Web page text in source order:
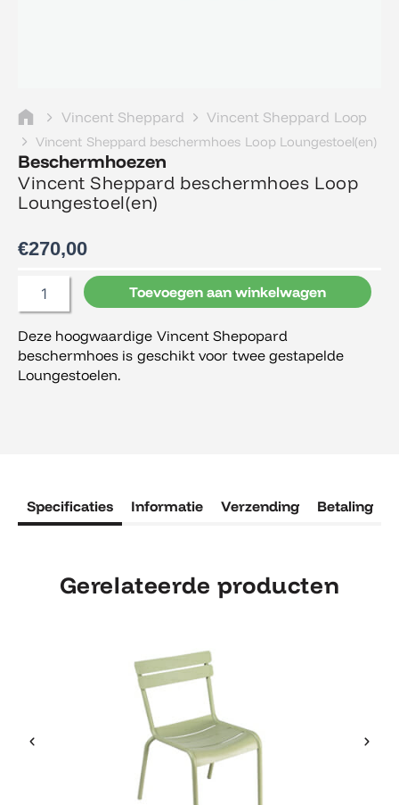
Vincent Sheppard Vincent Sheppard Loop
Vincent Sheppard beschermhoes Loop Loungestoel(en)
Beschermhoezen
Vincent Sheppard beschermhoes Loop
Loungestoel(en)
€270,00
Sheppard
Loop
Loungestoel(en)
aantal
Toevoegen aan winkelwagen
Deze hoogwaardige Vincent Shepopard
beschermhoes is geschikt voor twee gestapelde
Loungestoelen.
Specificaties Informatie Verzending Betaling
Gerelateerde producten